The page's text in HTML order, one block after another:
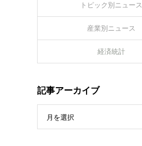
トピック別ニュース
産業別ニュース
経済統計
記事アーカイブ
月を選択